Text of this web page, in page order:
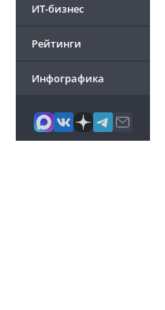
ИТ-бизнес
Рейтинги
Инфографика